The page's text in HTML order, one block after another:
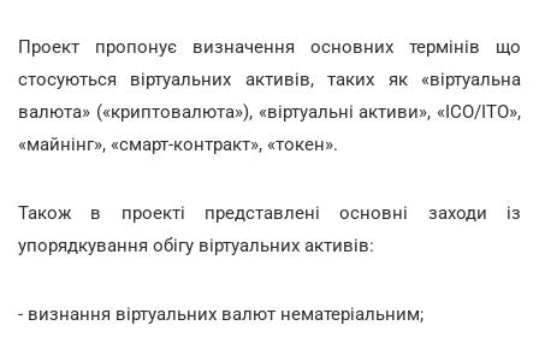
Проект пропонує визначення основних термінів що
стосуються віртуальних активів, таких як «віртуальна
валюта» («криптовалюта»), «віртуальні активи», «ICO/ITO»,
«майнінг», «смарт-контракт», «токен».
Також в проекті представлені основні заходи із
упорядкування обігу віртуальних активів:
- визнання віртуальних валют нематеріальним;